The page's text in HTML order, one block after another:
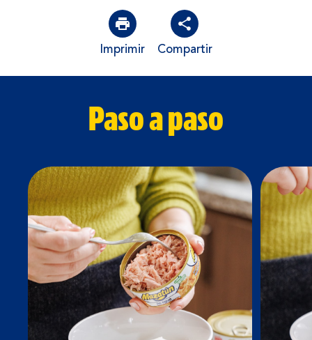
Imprimir Compartir
Paso a paso